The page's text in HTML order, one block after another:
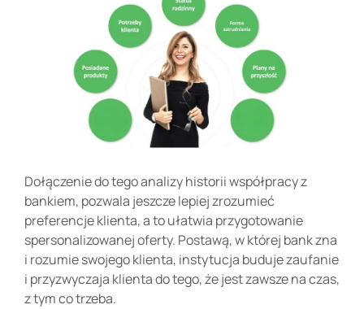
Dołączenie do tego analizy historii współpracy z
bankiem, pozwala jeszcze lepiej zrozumieć
preferencje klienta, a to ułatwia przygotowanie
spersonalizowanej oferty. Postawą, w której bank zna
i rozumie swojego klienta, instytucja buduje zaufanie
i przyzwyczaja klienta do tego, że jest zawsze na czas,
z tym co trzeba.